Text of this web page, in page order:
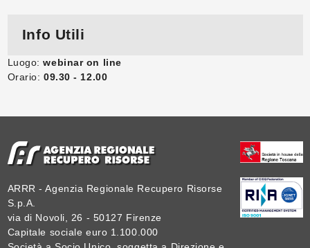
Info Utili
Luogo:webinar on line
Orario: 09.30 - 12.00
ARRR - Agenzia Regionale Recupero Risorse
S.p.A.
via di Novoli, 26 - 50127 Firenze
Capitale sociale euro 1.100.000